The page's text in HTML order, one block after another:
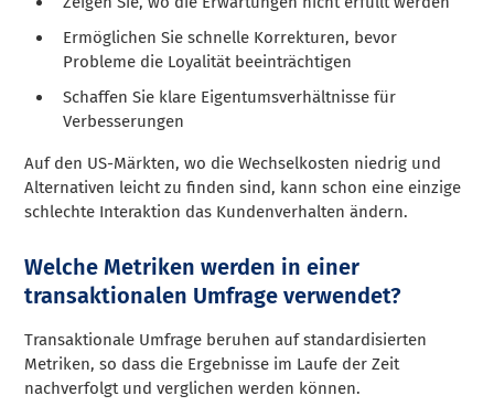
Ermöglichen Sie schnelle Korrekturen, bevor
Probleme die Loyalität beeinträchtigen
Schaffen Sie klare Eigentumsverhältnisse für
Verbesserungen
Auf den US-Märkten, wo die Wechselkosten niedrig und
Alternativen leicht zu finden sind, kann schon eine einzige
schlechte Interaktion das Kundenverhalten ändern.
Welche Metriken werden in einer
transaktionalen Umfrage verwendet?
Transaktionale Umfrage beruhen auf standardisierten
Metriken, so dass die Ergebnisse im Laufe der Zeit
nachverfolgt und verglichen werden können.